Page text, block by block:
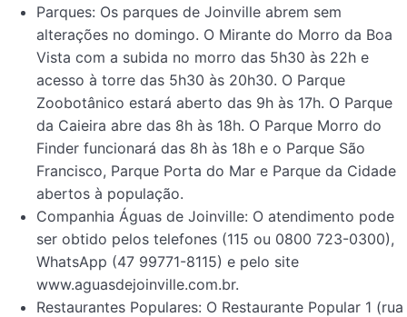
Parques: Os parques de Joinville abrem sem
alterações no domingo. O Mirante do Morro da Boa
Vista com a subida no morro das 5h30 às 22h e
acesso à torre das 5h30 às 20h30. O Parque
Zoobotânico estará aberto das 9h às 17h. O Parque
da Caieira abre das 8h às 18h. O Parque Morro do
Finder funcionará das 8h às 18h e o Parque São
Francisco, Parque Porta do Mar e Parque da Cidade
abertos à população.
Companhia Águas de Joinville: O atendimento pode
ser obtido pelos telefones (115 ou 0800 723-0300),
WhatsApp (47 99771-8115) e pelo site
www.aguasdejoinville.com.br.
Restaurantes Populares: O Restaurante Popular 1 (rua